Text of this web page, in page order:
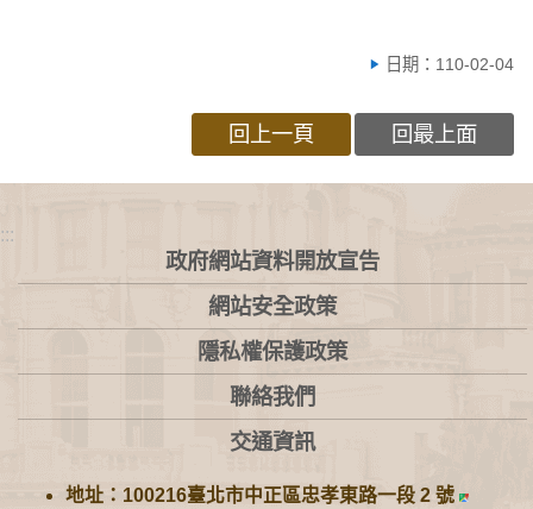
日期：110-02-04
回上一頁 回最上面
:::
政府網站資料開放宣告
網站安全政策
隱私權保護政策
聯絡我們
交通資訊
地址：100216臺北市中正區忠孝東路一段 2 號